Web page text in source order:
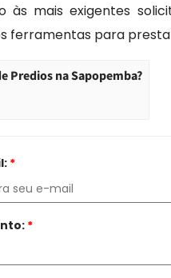
às mais exigentes
ferramentas para
Predios na Sapopemba?
*
*